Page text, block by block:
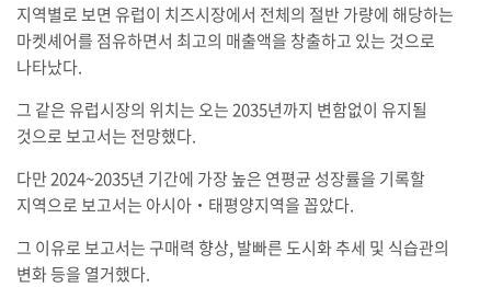
지역별로 보면 유럽이 치즈시장에서 전체의 절반 가량에 해당하는
마켓셰어를 점유하면서 최고의 매출액을 창출하고 있는 것으로
나타났다.
그 같은 유럽시장의 위치는 오는 2035년까지 변함없이 유지될
것으로 보고서는 전망했다.
다만 2024~2035년 기간에 가장 높은 연평균 성장률을 기록할
지역으로 보고서는 아시아‧태평양지역을 꼽았다.
그 이유로 보고서는 구매력 향상, 발빠른 도시화 추세 및 식습관의
변화 등을 열거했다.